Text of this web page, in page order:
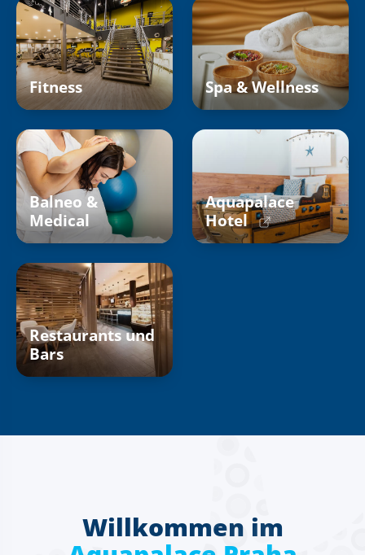
Fitness Spa & Wellness
Balneo &
Medical
Aquapalace
Hotel
Restaurants und
Bars
Willkommen im